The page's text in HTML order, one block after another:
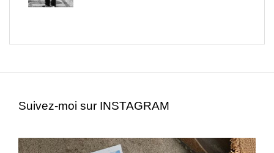
Suivez-moi sur INSTAGRAM